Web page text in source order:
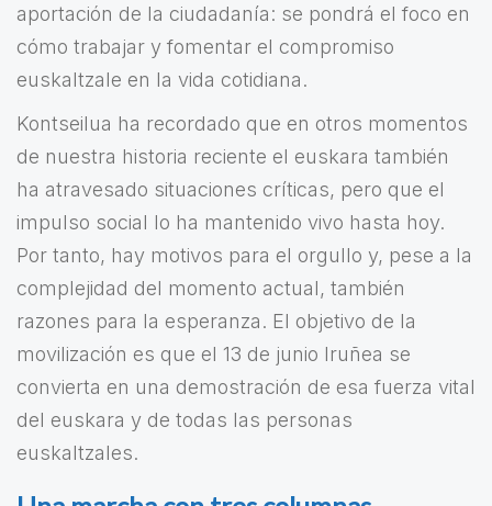
aportación de la ciudadanía: se pondrá el foco en
cómo trabajar y fomentar el compromiso
euskaltzale en la vida cotidiana.
Kontseilua ha recordado que en otros momentos
de nuestra historia reciente el euskara también
ha atravesado situaciones críticas, pero que el
impulso social lo ha mantenido vivo hasta hoy.
Por tanto, hay motivos para el orgullo y, pese a la
complejidad del momento actual, también
razones para la esperanza. El objetivo de la
movilización es que el 13 de junio Iruñea se
convierta en una demostración de esa fuerza vital
del euskara y de todas las personas
euskaltzales.